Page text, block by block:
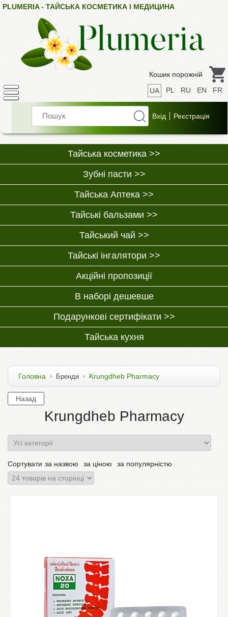
PLUMERIA - ТАЙСЬКА КОСМЕТИКА І МЕДИЦИНА
Кошик порожній
UA
PL RU EN FR
Тайська косметика >>
Зубні пасти >>
Тайська Аптека >>
Тайські бальзами >>
Тайський чай >>
Тайські інгалятори >>
Акційні пропозиції
В наборі дешевше
Подарункові сертифікати >>
Тайська кухня
Головна Бренди Krungdheb Pharmacy
Krungdheb Pharmacy
Сортувати за назвою за ціною за популярністю